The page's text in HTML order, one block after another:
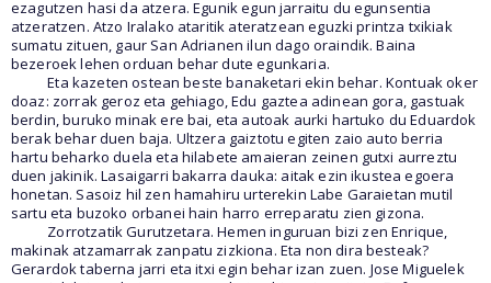
ezagutzen hasi da atzera. Egunik egun jarraitu du egunsentia
atzeratzen. Atzo Iralako ataritik ateratzean eguzki printza txikiak
sumatu zituen, gaur San Adrianen ilun dago oraindik. Baina
bezeroek lehen orduan behar dute egunkaria.
Eta kazeten ostean beste banaketari ekin behar. Kontuak oker
doaz: zorrak geroz eta gehiago, Edu gaztea adinean gora, gastuak
berdin, buruko minak ere bai, eta autoak aurki hartuko du Eduardok
berak behar duen baja. Ultzera gaiztotu egiten zaio auto berria
hartu beharko duela eta hilabete amaieran zeinen gutxi aurreztu
duen jakinik. Lasaigarri bakarra dauka: aitak ezin ikustea egoera
honetan. Sasoiz hil zen hamahiru urterekin Labe Garaietan mutil
sartu eta buzoko orbanei hain harro erreparatu zien gizona.
Zorrotzatik Gurutzetara. Hemen inguruan bizi zen Enrique,
makinak atzamarrak zanpatu zizkiona. Eta non dira besteak?
Gerardok taberna jarri eta itxi egin behar izan zuen. Jose Miguelek